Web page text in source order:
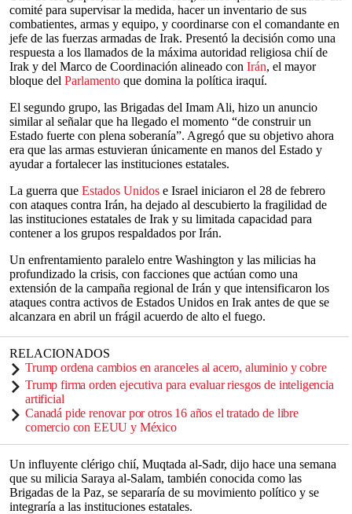
comité para supervisar la medida, hacer un inventario de sus
combatientes, armas y equipo, y coordinarse con el comandante en
jefe de las fuerzas armadas de Irak. Presentó la decisión como una
respuesta a los llamados de la máxima autoridad religiosa chií de
Irak y del Marco de Coordinación alineado con Irán, el mayor
bloque del Parlamento que domina la política iraquí.
El segundo grupo, las Brigadas del Imam Ali, hizo un anuncio
similar al señalar que ha llegado el momento “de construir un
Estado fuerte con plena soberanía”. Agregó que su objetivo ahora
era que las armas estuvieran únicamente en manos del Estado y
ayudar a fortalecer las instituciones estatales.
La guerra que Estados Unidos e Israel iniciaron el 28 de febrero
con ataques contra Irán, ha dejado al descubierto la fragilidad de
las instituciones estatales de Irak y su limitada capacidad para
contener a los grupos respaldados por Irán.
Un enfrentamiento paralelo entre Washington y las milicias ha
profundizado la crisis, con facciones que actúan como una
extensión de la campaña regional de Irán y que intensificaron los
ataques contra activos de Estados Unidos en Irak antes de que se
alcanzara en abril un frágil acuerdo de alto el fuego.
RELACIONADOS
Trump ordena cambios en aranceles al acero, aluminio y cobre
Trump firma orden ejecutiva para evaluar riesgos de inteligencia
artificial
Canadá pide renovar por otros 16 años el tratado de libre
comercio con EEUU y México
Un influyente clérigo chií, Muqtada al-Sadr, dijo hace una semana
que su milicia Saraya al-Salam, también conocida como las
Brigadas de la Paz, se separaría de su movimiento político y se
integraría a las instituciones estatales.